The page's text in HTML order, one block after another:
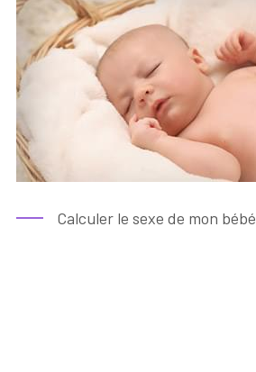
Calculer le sexe de mon bébé